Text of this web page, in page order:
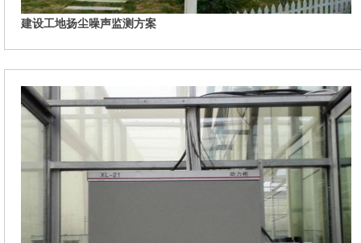
建设工地扬尘噪声监测方案